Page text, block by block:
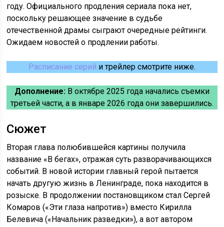
году. Официального продления сериала пока нет,
поскольку решающее значение в судьбе
отечественной драмы сыграют очередные рейтинги.
Ожидаем новостей о продлении работы.
Расписание серий и трейлер смотрите ниже.
Дополнение:В октябре 2025 года начались съемки
третьей части, а в январе 2026 года они завершились.
Сюжет
Вторая глава полюбившейся картины получила
название «В бегах», отражая суть разворачивающихся
событий. В новой истории главный герой пытается
начать другую жизнь в Ленинграде, пока находится в
розыске. В продолжении постановщиком стал Сергей
Комаров («Эти глаза напротив») вместо Кирилла
Белевича («Начальник разведки»), а вот автором